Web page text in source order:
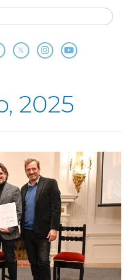
2025